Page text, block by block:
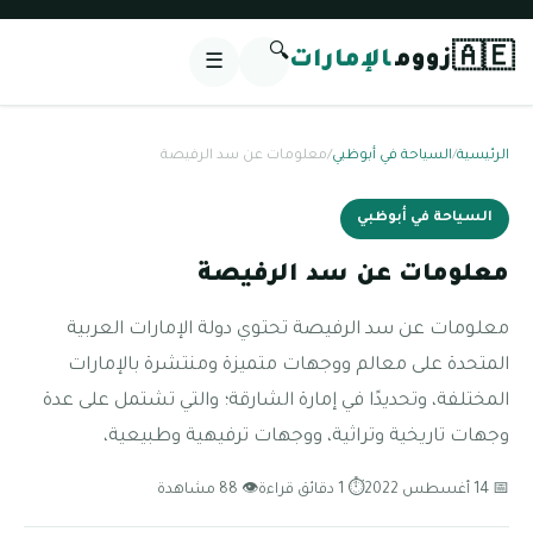
🇦🇪زوومالإمارات🔍
☰
الرئيسية/السياحة في أبوظبي/معلومات عن سد الرفيصة
السياحة في أبوظبي
معلومات عن سد الرفيصة
معلومات عن سد الرفيصة تحتوي دولة الإمارات العربية
المتحدة على معالم ووجهات متميزة ومنتشرة بالإمارات
المختلفة، وتحديدًا في إمارة الشارقة؛ والتي تشتمل على عدة
وجهات تاريخية وتراثية، ووجهات ترفيهية وطبيعية،
📅 14 أغسطس 2022 ⏱ 1 دقائق قراءة 👁 88 مشاهدة